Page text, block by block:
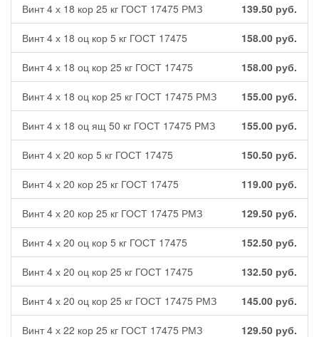
Винт 4 х 18 кор 25 кг ГОСТ 17475 РМЗ 139.50 руб.
Винт 4 х 18 оц кор 5 кг ГОСТ 17475 158.00 руб.
Винт 4 х 18 оц кор 25 кг ГОСТ 17475 158.00 руб.
Винт 4 х 18 оц кор 25 кг ГОСТ 17475 РМЗ 155.00 руб.
Винт 4 х 18 оц ящ 50 кг ГОСТ 17475 РМЗ 155.00 руб.
Винт 4 х 20 кор 5 кг ГОСТ 17475 150.50 руб.
Винт 4 х 20 кор 25 кг ГОСТ 17475 119.00 руб.
Винт 4 х 20 кор 25 кг ГОСТ 17475 РМЗ 129.50 руб.
Винт 4 х 20 оц кор 5 кг ГОСТ 17475 152.50 руб.
Винт 4 х 20 оц кор 25 кг ГОСТ 17475 132.50 руб.
Винт 4 х 20 оц кор 25 кг ГОСТ 17475 РМЗ 145.00 руб.
Винт 4 х 22 кор 25 кг ГОСТ 17475 РМЗ 129.50 руб.